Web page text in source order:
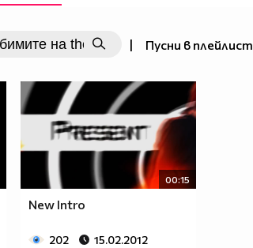
| Пусни в плейлист
00:15
New Intro
202 15.02.2012